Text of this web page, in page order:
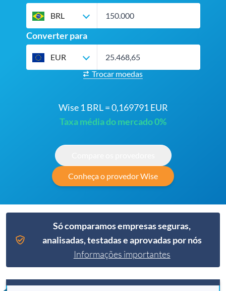
BRL
Converter para
EUR
Trocar moedas
Wise 1 BRL = 0,169791 EUR
Taxa média do mercado 0%
Conheça o provedor Wise
Só comparamos empresas seguras,
analisadas, testadas e aprovadas por nós
Informações importantes